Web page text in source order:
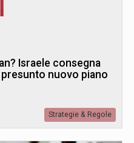
Israele consegna
presunto nuovo piano
Strategie & Regole